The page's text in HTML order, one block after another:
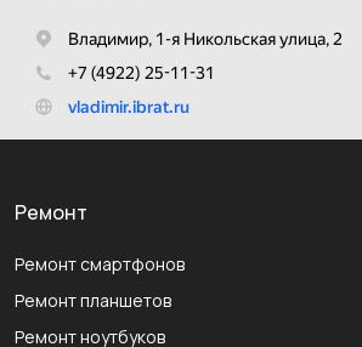
Ремонт
Ремонт смартфонов
Ремонт планшетов
Ремонт ноутбуков